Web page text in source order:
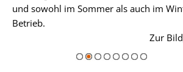
und sowohl im Sommer als auch im
Betrieb.
Zur